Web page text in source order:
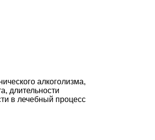
алкоголизма,
длительности
в лечебный процесс